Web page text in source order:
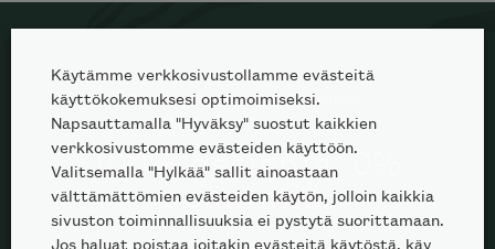
TILAA SKANNO-UUTISKIRJE
100% designia. 0%
spämmiä.
Käytämme verkkosivustollamme evästeitä
käyttökokemuksesi optimoimiseksi.
Napsauttamalla "Hyväksy" suostut kaikkien
verkkosivustomme evästeiden käyttöön.
Valitsemalla "Hylkää" sallit ainoastaan
välttämättömien evästeiden käytön, jolloin kaikkia
sivuston toiminnallisuuksia ei pystytä suorittamaan.
Jos haluat poistaa joitakin evästeitä käytöstä, käy